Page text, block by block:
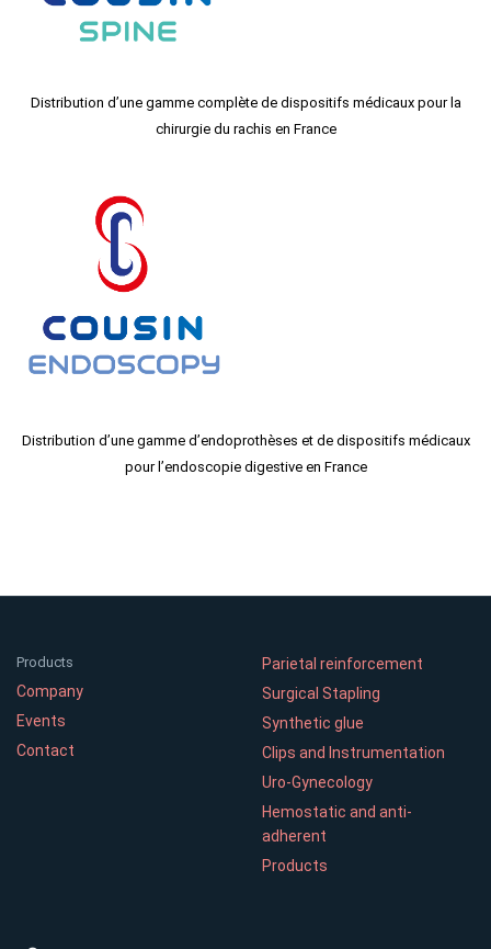
Distribution d’une gamme complète de dispositifs médicaux pour la
chirurgie du rachis en France
Distribution d’une gamme d’endoprothèses et de dispositifs médicaux
pour l’endoscopie digestive en France
Products
Company
Events
Contact
Parietal reinforcement
Surgical Stapling
Synthetic glue
Clips and Instrumentation
Uro-Gynecology
Hemostatic and anti-
adherent
Products